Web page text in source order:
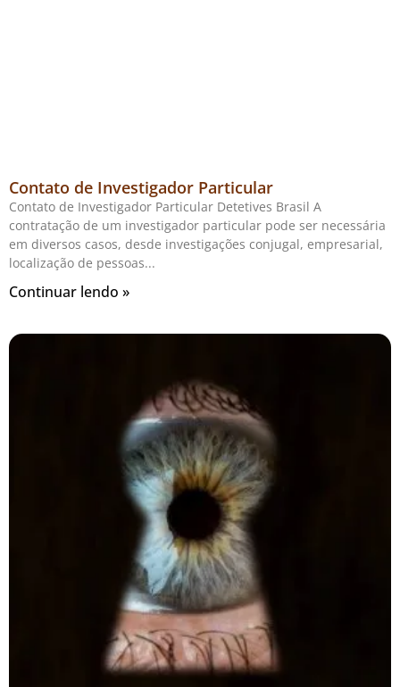
Contato de Investigador Particular
Contato de Investigador Particular Detetives Brasil A
contratação de um investigador particular pode ser necessária
em diversos casos, desde investigações conjugal, empresarial,
localização de pessoas
Continuar lendo »